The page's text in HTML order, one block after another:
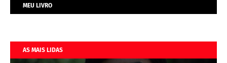
MEU LIVRO
AS MAIS LIDAS